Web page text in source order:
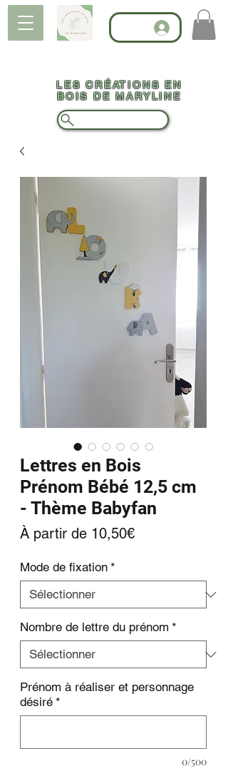
LES CRÉATIONS EN
BOIS DE MARYLINE
Lettres en Bois
Prénom Bébé 12,5 cm
- Thème Babyfan
À partir de 10,50€Prix
Mode de fixation *
Nombre de lettre du prénom *
Prénom à réaliser et personnage
désiré *
0/500